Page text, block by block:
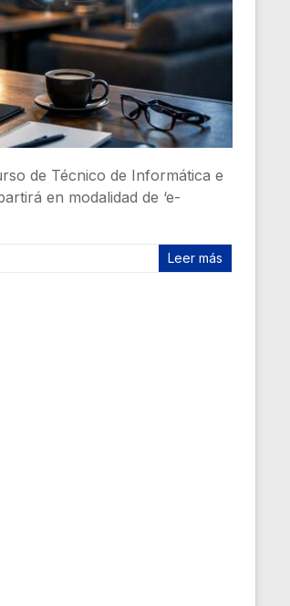
de Técnico de Informática e
en modalidad de ‘e-
Leer más